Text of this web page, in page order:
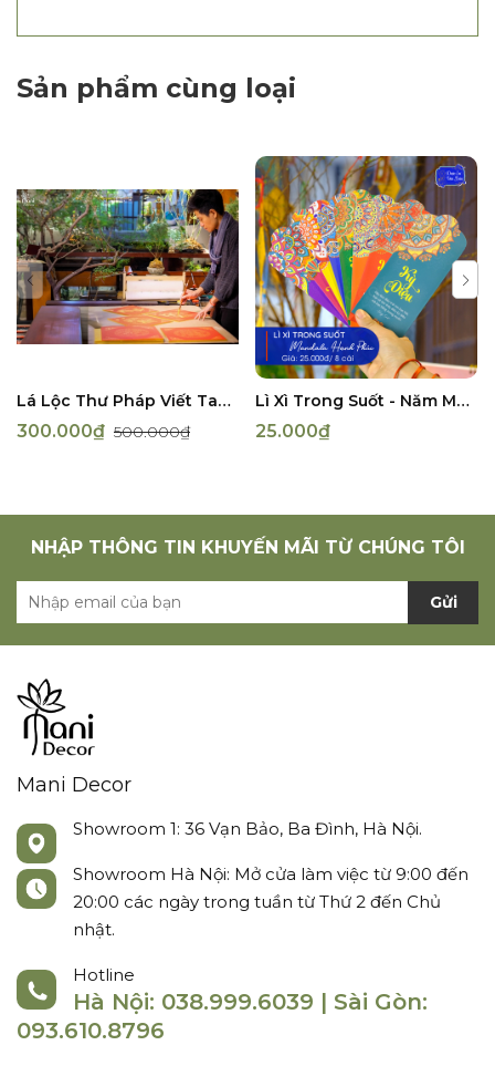
Sản phẩm cùng loại
Lá Lộc Thư Pháp Viết Tay (Theo Yêu Cầu)
300.000₫ 500.000₫
Lì Xì Trong Suốt - Năm Mới Bình An, Trí Tuệ
25.000₫
NHẬP THÔNG TIN KHUYẾN MÃI TỪ CHÚNG TÔI
Gửi
Mani Decor
Showroom 1: 36 Vạn Bảo, Ba Đình, Hà Nội.
Showroom Hà Nội: Mở cửa làm việc từ 9:00 đến
20:00 các ngày trong tuần từ Thứ 2 đến Chủ
nhật.
Hotline
Hà Nội: 038.999.6039 | Sài Gòn:
093.610.8796